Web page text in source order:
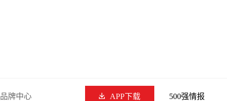
品牌中心 APP下载 500强情报